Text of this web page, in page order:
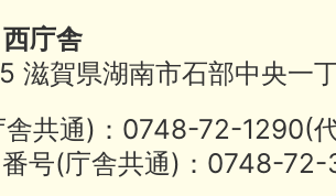
庁舎
滋賀県湖南市石部中央一
舎共通)：0748-72-
号(庁舎共通)：0748-